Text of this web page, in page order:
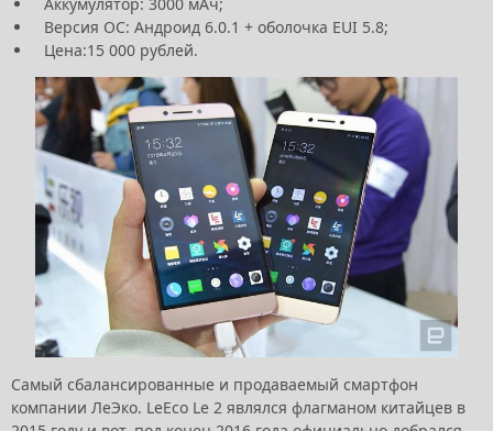
Версия ОС: Андроид 6.0.1 + оболочка EUI 5.8;
Цена:15 000 рублей.
Самый сбалансированные и продаваемый смартфон
компании ЛеЭко. LeEco Le 2 являлся флагманом китайцев в